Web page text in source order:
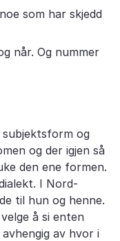
som har skjedd
når. Og nummer
og
og der igjen så
den ene formen.
I Nord-
til hun og henne.
å si enten
av hvor i